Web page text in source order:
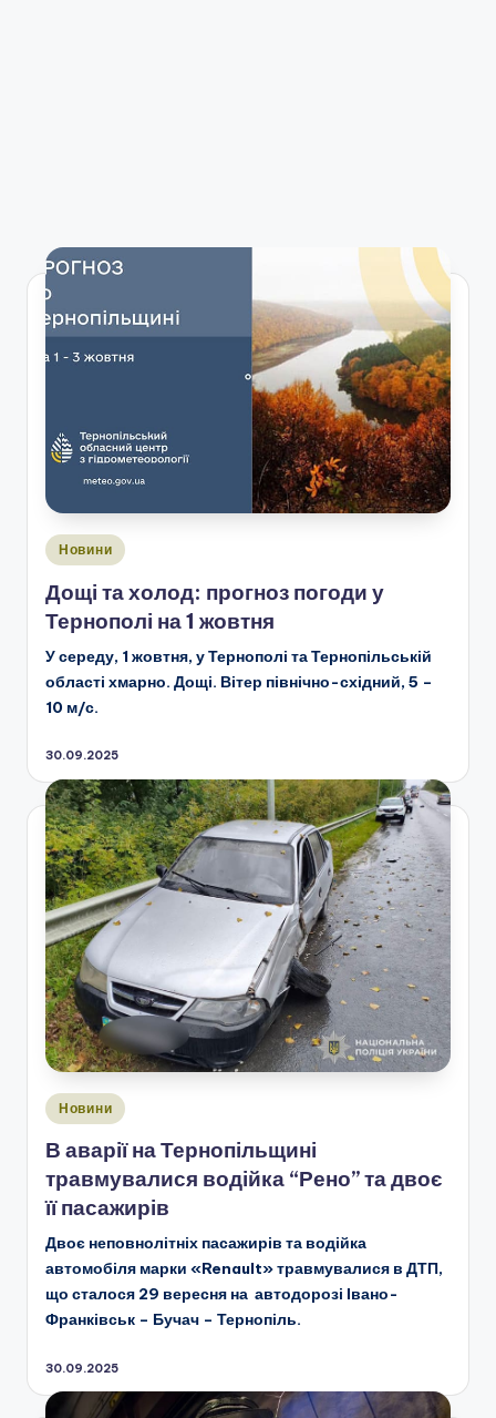
Опубліковано
Новини
Дощі та холод: прогноз погоди у
Тернополі на 1 жовтня
У середу, 1 жовтня, у Тернополі та Тернопільській
області хмарно. Дощі. Вітер північно-східний, 5 –
10 м/с.
30.09.2025
Опубліковано
Новини
В аварії на Тернопільщині
травмувалися водійка “Рено” та двоє
її пасажирів
Двоє неповнолітніх пасажирів та водійка
автомобіля марки «Renault» травмувалися в ДТП,
що сталося 29 вересня на автодорозі Івано-
Франківськ – Бучач – Тернопіль.
30.09.2025